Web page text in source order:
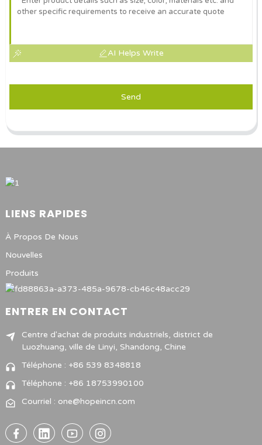
AI Helps Write
Send
LIENS RAPIDES
À Propos De Nous
Nouvelles
Produits
ENTRER EN CONTACT
Centre d'achat de produits industriels, district de
Luozhuang, ville de Linyi, Shandong, Chine
Téléphone : +86 539 8348818
Téléphone : +86 18753990100
Courriel : one@hopeincn.com